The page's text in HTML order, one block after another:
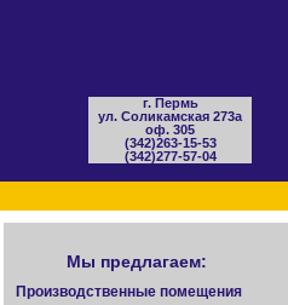
г. Пермь
ул. Соликамская 273а
оф. 305
(342)263-15-53
(342)277-57-04
Мы предлагаем:
Производственные помещения